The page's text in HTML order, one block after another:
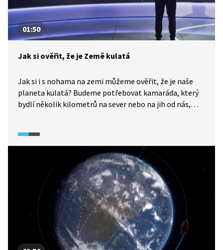
01:50
Jak si ověřit, že je Země kulatá
Jak si i s nohama na zemi můžeme ověřit, že je naše
planeta kulatá? Budeme potřebovat kamaráda, který
bydlí několik kilometrů na sever nebo na jih od nás,
a ve stejný čas změříme jejich stín, nebude stejně
dlouhý. To je důsledek zakřivení zemského povrchu.
Jednou z dalších možností je také pozorovat částečné
zatmění Měsíce.